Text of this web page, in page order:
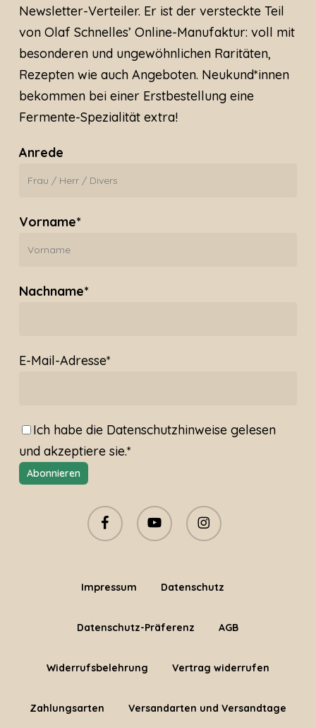
Newsletter-Verteiler. Er ist der versteckte Teil
von Olaf Schnelles’ Online-Manufaktur: voll mit
besonderen und ungewöhnlichen Raritäten,
Rezepten wie auch Angeboten. Neukund*innen
bekommen bei einer Erstbestellung eine
Fermente-Spezialität extra!
Anrede
Vorname*
Nachname*
E-Mail-Adresse*
Ich habe die Datenschutzhinweisegelesen
und akzeptiere sie.*
facebook youtube instagram
Impressum Datenschutz
Datenschutz-Präferenz AGB
Widerrufsbelehrung Vertrag widerrufen
Zahlungsarten Versandarten und Versandtage